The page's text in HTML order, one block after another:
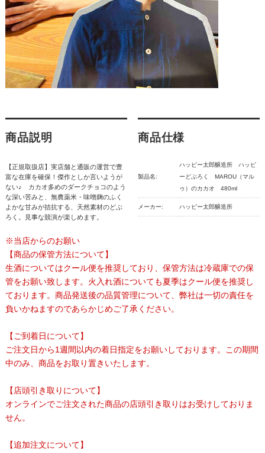
商品説明
【正規取扱店】実店舗と通販の運営で豊
富な在庫を確保！傑作としか言いようが
ない♪ カカオ多めのダークチョコのよう
な深い苦みと、無農薬米・味噌麹のふく
よかな甘みが拮抗する、天然素材のどぶ
ろく。見事な競演が楽しめます。
商品仕様
製品名:
ハッピー太郎醸造所 ハッピ
ーどぶろく MAROU（マル
ゥ）のカカオ 480ml
メーカー: ハッピー太郎醸造所
※当店からのお願い
【商品の保管方法について】
生酒についてはクール便を推奨しており、保管方法は冷蔵庫での保
管をお願い致します。火入れ酒についても夏季はクール便を推奨し
ております。商品発送後の品質管理について、弊社は一切の責任を
負いかねますのであらかじめご了承ください。
【ご到着日について】
ご注文日から1週間以内の着日指定をお願いしております。この期間
中のみ、商品をお取り置きいたします。
【店頭引き取りについて】
オンラインでご注文された商品の店頭引き取りはお受けしておりま
せん。
【追加注文について】